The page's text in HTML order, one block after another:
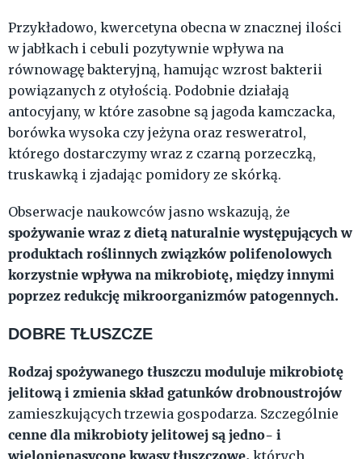
Przykładowo, kwercetyna obecna w znacznej ilości
w jabłkach i cebuli pozytywnie wpływa na
równowagę bakteryjną, hamując wzrost bakterii
powiązanych z otyłością. Podobnie działają
antocyjany, w które zasobne są jagoda kamczacka,
borówka wysoka czy jeżyna oraz resweratrol,
którego dostarczymy wraz z czarną porzeczką,
truskawką i zjadając pomidory ze skórką.
Obserwacje naukowców jasno wskazują, że
spożywanie wraz z dietą naturalnie występujących w
produktach roślinnych związków polifenolowych
korzystnie wpływa na mikrobiotę, między innymi
poprzez redukcję mikroorganizmów patogennych.
DOBRE TŁUSZCZE
Rodzaj spożywanego tłuszczu moduluje mikrobiotę
jelitową i zmienia skład gatunków drobnoustrojów
zamieszkujących trzewia gospodarza. Szczególnie
cenne dla mikrobioty jelitowej są jedno- i
wielonienasycone kwasy tłuszczowe,